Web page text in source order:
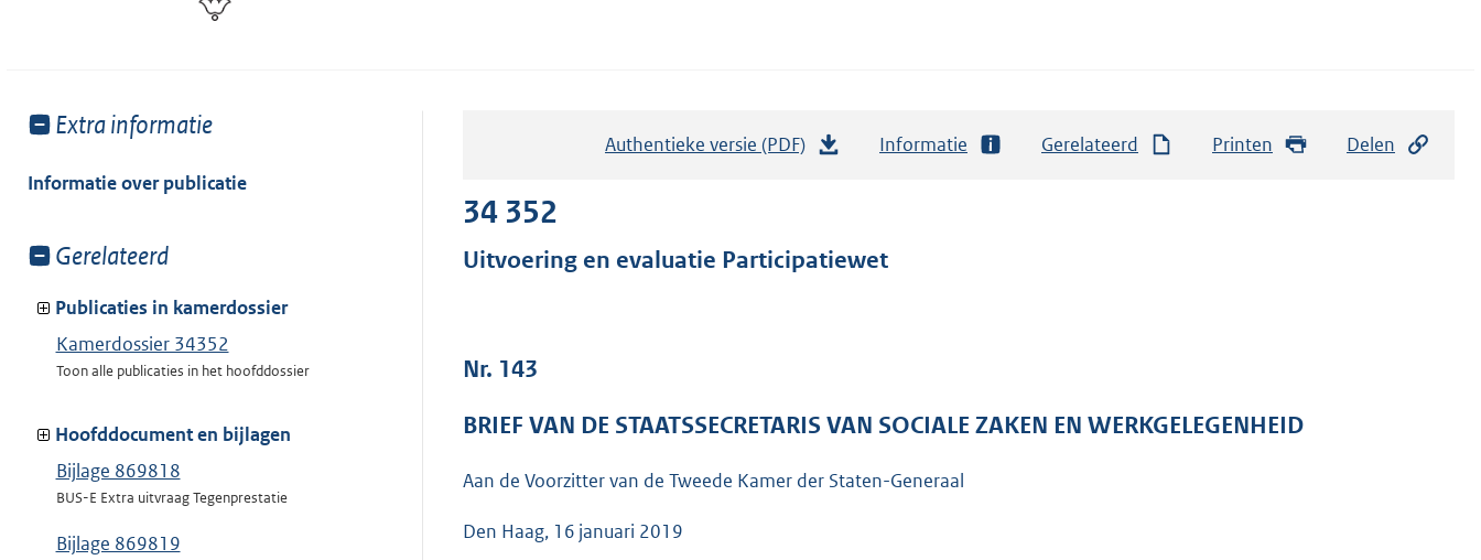
Toon
van:
Extra informatie
Informatie over publicatie
Toon
van:
Gerelateerd
Publicaties in kamerdossier
Kamerdossier 34352
Toon alle publicaties in het hoofddossier
Hoofddocument en bijlagen
Bijlage 869818
BUS-E Extra uitvraag Tegenprestatie
Bijlage 869819
Authentieke versie (PDF)
a
r
o
Informatie Gerelateerd Printen Delen
34 352
Uitvoering en evaluatie Participatiewet
Nr. 143
BRIEF VAN DE STAATSSECRETARIS VAN SOCIALE ZAKEN EN WERKGELEGENHEID
Aan de Voorzitter van de Tweede Kamer der Staten-Generaal
Den Haag, 16 januari 2019